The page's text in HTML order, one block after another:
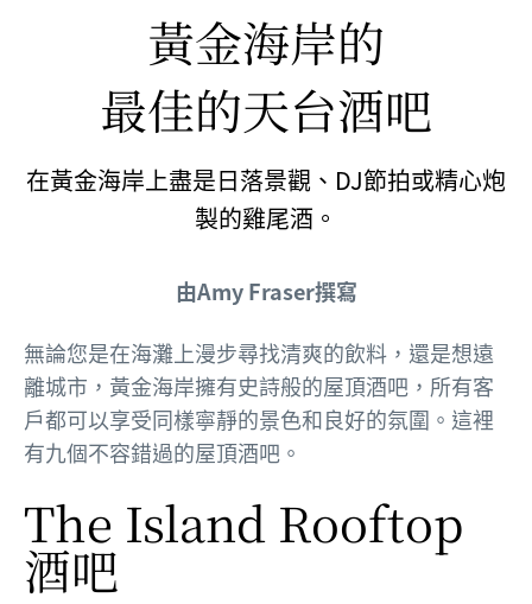
黃金海岸的
最佳的天台酒吧
在黃金海岸上盡是日落景觀、DJ節拍或精心炮
製的雞尾酒。
由Amy Fraser撰寫
無論您是在海灘上漫步尋找清爽的飲料，還是想遠
離城市，黃金海岸擁有史詩般的屋頂酒吧，所有客
戶都可以享受同樣寧靜的景色和良好的氛圍。這裡
有九個不容錯過的屋頂酒吧。
The Island Rooftop
酒吧